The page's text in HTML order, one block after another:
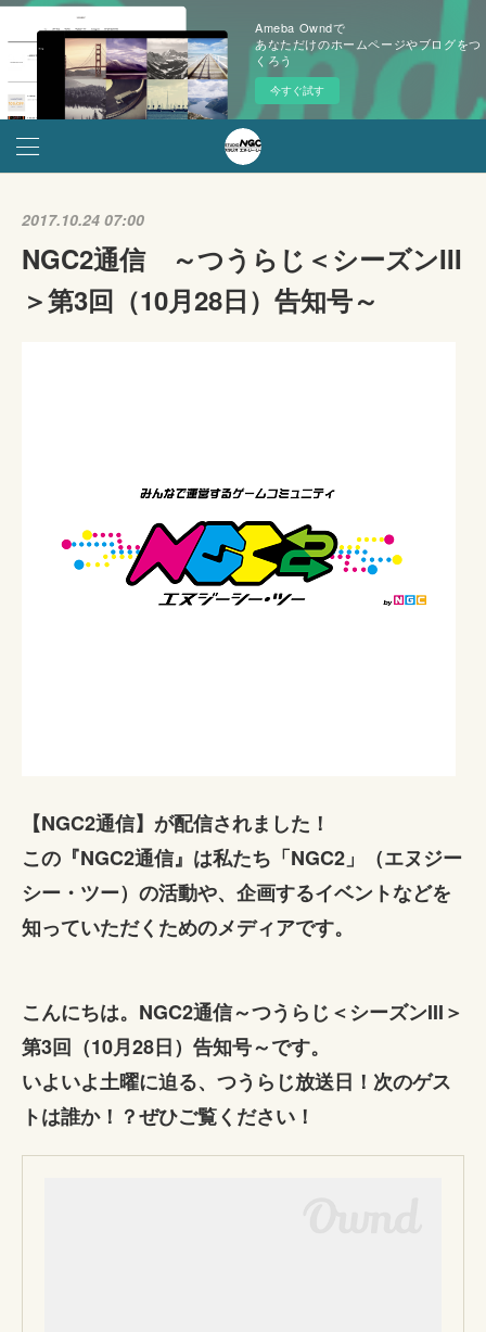
Ameba Owndで
あなただけのホームページやブログをつ
くろう
今すぐ試す
2017.10.24 07:00
NGC2通信 ～つうらじ＜シーズンIII
＞第3回（10月28日）告知号～
【NGC2通信】が配信されました！
この『NGC2通信』は私たち「NGC2」（エヌジー
シー・ツー）の活動や、企画するイベントなどを
知っていただくためのメディアです。
こんにちは。NGC2通信～つうらじ＜シーズンIII＞
第3回（10月28日）告知号～です。
いよいよ土曜に迫る、つうらじ放送日！次のゲス
トは誰か！？ぜひご覧ください！